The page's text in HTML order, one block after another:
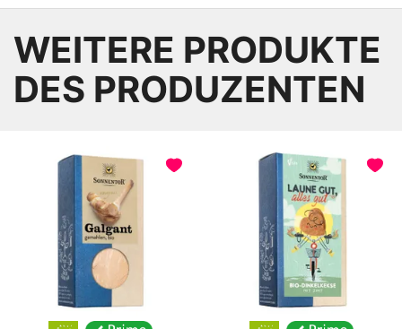
WEITERE PRODUKTE
DES PRODUZENTEN